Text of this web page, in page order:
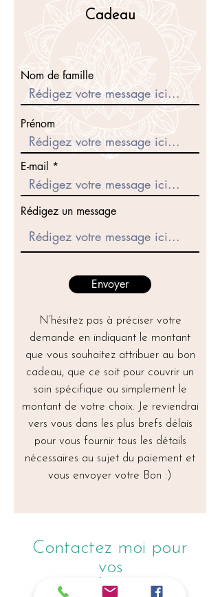
Cadeau
Prénom
Nom de famille
E-mail
Rédigez un message
Envoyer
N’hésitez pas à préciser votre
demande en indiquant le montant
que vous souhaitez attribuer au bon
cadeau, que ce soit pour couvrir un
soin spécifique ou simplement le
montant de votre choix. Je reviendrai
vers vous dans les plus brefs délais
pour vous fournir tous les détails
nécessaires au sujet du paiement et
vous envoyer votre Bon :)
Contactez moi pour
vos
Rendez-vous